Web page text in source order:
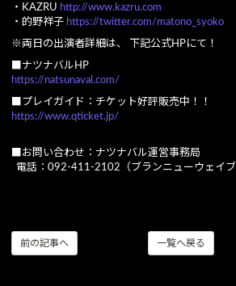
・KAZRU http://www.kazru.com
・的野祥子 https://twitter.com/matono_syoko
※両日の出演者詳細は、 下記公式HPにて！
■ナツナバルHP
https://natsunaval.com/
■プレイガイド：チケット好評販売中！！
https://www.qticket.jp/
■お問い合わせ：ナツナバル運営事務局
電話：092-411-2102（ブランニューウェイブ
一覧へ戻る
前の記事へ